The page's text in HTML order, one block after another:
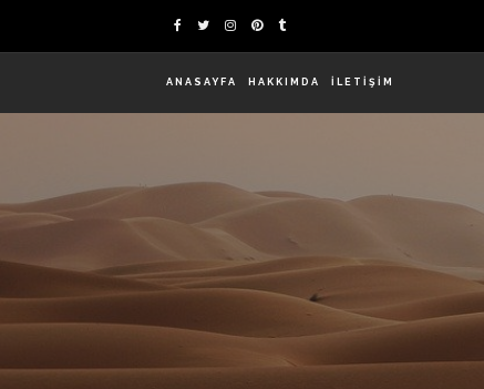
ANASAYFA HAKKIMDA İLETİŞİM